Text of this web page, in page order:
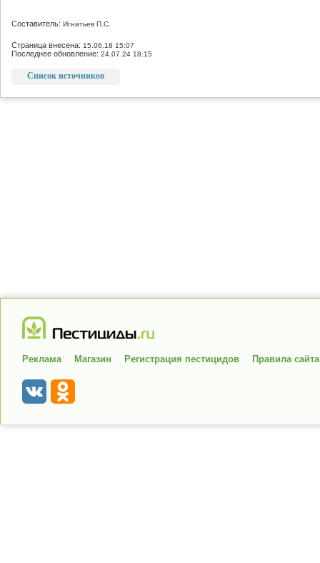
Составитель: Игнатьев П.С.
Страница внесена: 15.06.18 15:07
Последнее обновление: 24.07.24 18:15
Список источников
Реклама Магазин Регистрация пестицидов Правила сайта